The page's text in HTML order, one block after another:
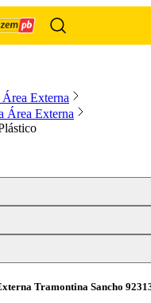
Área Externa
Área Externa
Tramontina Sancho